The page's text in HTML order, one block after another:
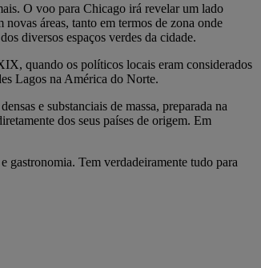
O voo para Chicago irá revelar um lado
áreas, tanto em termos de zona onde
diversos espaços verdes da cidade.
quando os políticos locais eram considerados
Lagos na América do Norte.
e substanciais de massa, preparada na
dos seus países de origem. Em
gastronomia. Tem verdadeiramente tudo para